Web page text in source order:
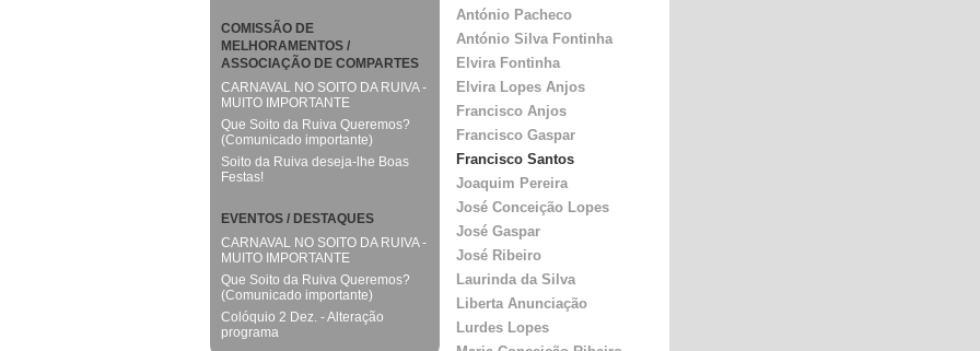
António Pacheco
António Silva Fontinha
Elvira Fontinha
Elvira Lopes Anjos
Francisco Anjos
Francisco Gaspar
Francisco Santos
Joaquim Pereira
José Conceição Lopes
José Gaspar
José Ribeiro
Laurinda da Silva
Liberta Anunciação
Lurdes Lopes
COMISSÃO DE
MELHORAMENTOS /
ASSOCIAÇÃO DE COMPARTES
CARNAVAL NO SOITO DA RUIVA -
MUITO IMPORTANTE
Que Soito da Ruiva Queremos?
(Comunicado importante)
Soito da Ruiva deseja-lhe Boas
Festas!
EVENTOS / DESTAQUES
CARNAVAL NO SOITO DA RUIVA -
MUITO IMPORTANTE
Que Soito da Ruiva Queremos?
(Comunicado importante)
Colóquio 2 Dez. - Alteração
programa